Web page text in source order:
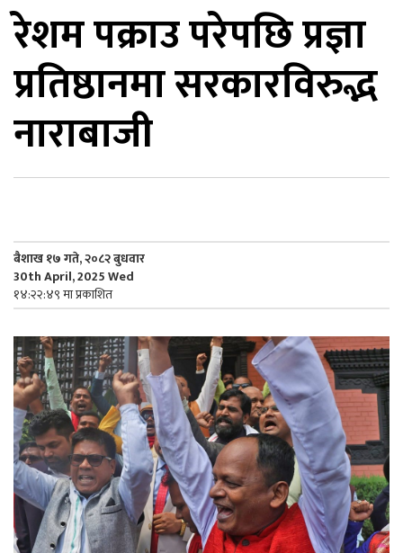
रेशम पक्राउ परेपछि प्रज्ञा
प्रतिष्ठानमा सरकारविरुद्भ
नाराबाजी
बैशाख १७ गते, २०८२ बुधवार
30th April, 2025 Wed
१४:२२:४९ मा प्रकाशित